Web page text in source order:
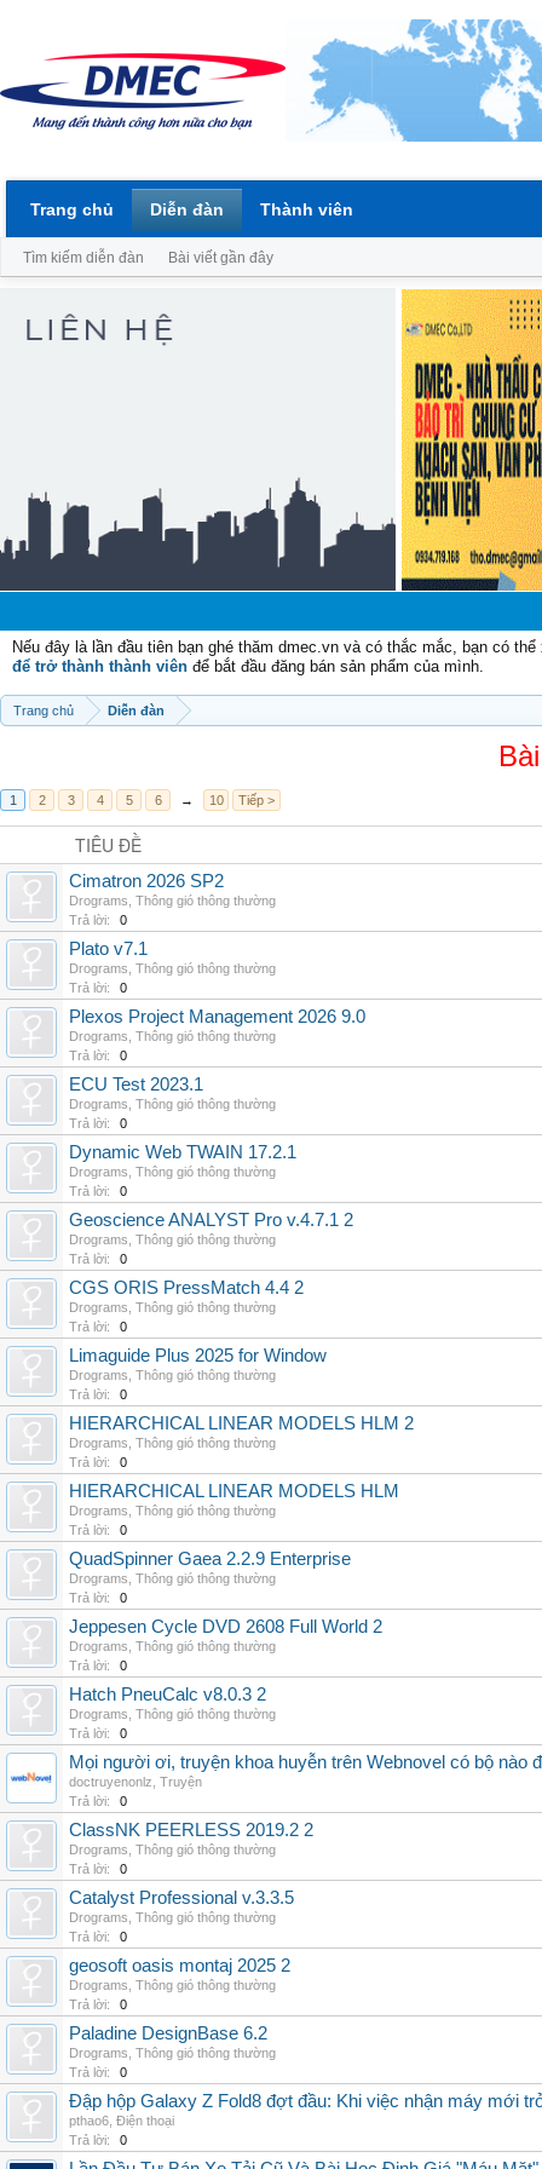
Nếu đây là lần đầu tiên bạn ghé thăm dmec.vn và có thắc mắc, bạn có
để trở thành thành viên để bắt đầu đăng bán sản phẩm của mình.
Trang chủ Diễn đàn
1 2 3 4 5 6 → 10 Tiếp >
TIÊU ĐỀ
Cimatron 2026 SP2
Drograms Thông gió thông thường
Trả lời:
0
Plato v7.1
Drograms Thông gió thông thường
Trả lời:
0
Plexos Project Management 2026 9.0
Drograms Thông gió thông thường
Trả lời:
0
ECU Test 2023.1
Drograms Thông gió thông thường
Trả lời:
0
Dynamic Web TWAIN 17.2.1
Drograms Thông gió thông thường
Trả lời:
0
Geoscience ANALYST Pro v.4.7.1 2
Drograms Thông gió thông thường
Trả lời:
0
CGS ORIS PressMatch 4.4 2
Drograms Thông gió thông thường
Trả lời:
0
Limaguide Plus 2025 for Window
Drograms Thông gió thông thường
Trả lời:
0
HIERARCHICAL LINEAR MODELS HLM 2
Drograms Thông gió thông thường
Trả lời:
0
HIERARCHICAL LINEAR MODELS HLM
Drograms Thông gió thông thường
Trả lời:
0
QuadSpinner Gaea 2.2.9 Enterprise
Drograms Thông gió thông thường
Trả lời:
0
Jeppesen Cycle DVD 2608 Full World 2
Drograms Thông gió thông thường
Trả lời:
0
Hatch PneuCalc v8.0.3 2
Drograms Thông gió thông thường
Trả lời:
0
Mọi người ơi, truyện khoa huyễn trên Webnovel có bộ nào
doctruyenonlz Truyện
Trả lời:
0
ClassNK PEERLESS 2019.2 2
Drograms Thông gió thông thường
Trả lời:
0
Catalyst Professional v.3.3.5
Drograms Thông gió thông thường
Trả lời:
0
geosoft oasis montaj 2025 2
Drograms Thông gió thông thường
Trả lời:
0
Paladine DesignBase 6.2
Drograms Thông gió thông thường
Trả lời:
0
Đập hộp Galaxy Z Fold8 đợt đầu: Khi việc nhận máy mới
pthao6 Điện thoại
Trả lời:
0
Trang chủ Diễn đàn
Tìm kiếm diễn đàn Bài viết gần đây
Thành viên